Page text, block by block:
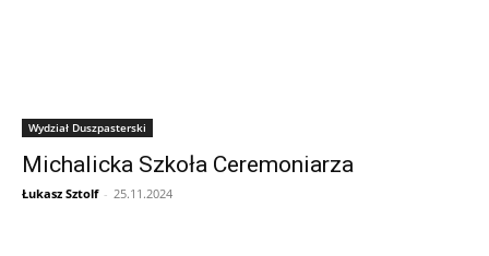
Wydział Duszpasterski
Michalicka Szkoła Ceremoniarza
Łukasz Sztolf - 25.11.2024